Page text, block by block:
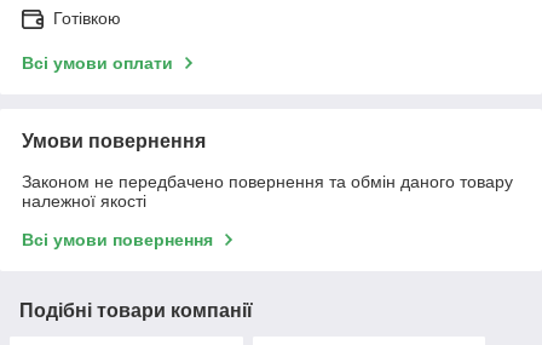
Готівкою
Всі умови оплати
Умови повернення
Законом не передбачено повернення та обмін даного товару
належної якості
Всі умови повернення
Подібні товари компанії